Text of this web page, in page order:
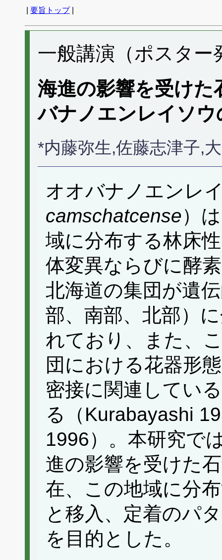
要旨トップ|
一般講演（ポスター
海進の影響を受けた
バナノエンレイソ
*内藤弥生,佐藤志津子,
オオバナノエンレ
camschatcense）
域に分布する林床
体変異ならびに酵
北海道の集団が遺
部、南部、北部）
れており、また、
団における花器形
密接に関連してい
る（Kurabayashi
1996）。本研究で
進の影響を受けた
在、この地域に分
と移入、定着のパ
を目的とした。